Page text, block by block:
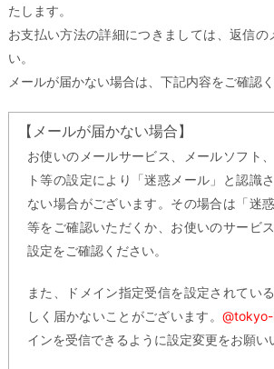
たします。
お支払い方法の詳細につきましては、返信の
い。
メールが届かない場合は、下記内容をご確認く
【メールが届かない場合】
お使いのメールサービス、メールソフト
ト等の設定により「迷惑メール」と認識
ない場合がございます。その場合は「迷
等をご確認いただくか、お使いのサービ
設定をご確認ください。
また、ドメイン指定受信を設定されてい
しく届かないことがございます。
インを受信できるように設定変更をお願い